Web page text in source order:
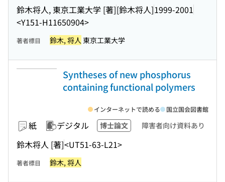
鈴木将人, 東京工業大学 [著][鈴木将人]1999-2001
<Y151-H11650904>
著者標目 鈴木, 将人 東京工業大学
Syntheses of new phosphorus
containing functional polymers
紙 デジタル 博士論文 障害者向け資料あり
鈴木将人 [著]<UT51-63-L21>
インターネットで読める 国立国会図書館
著者標目 鈴木, 将人